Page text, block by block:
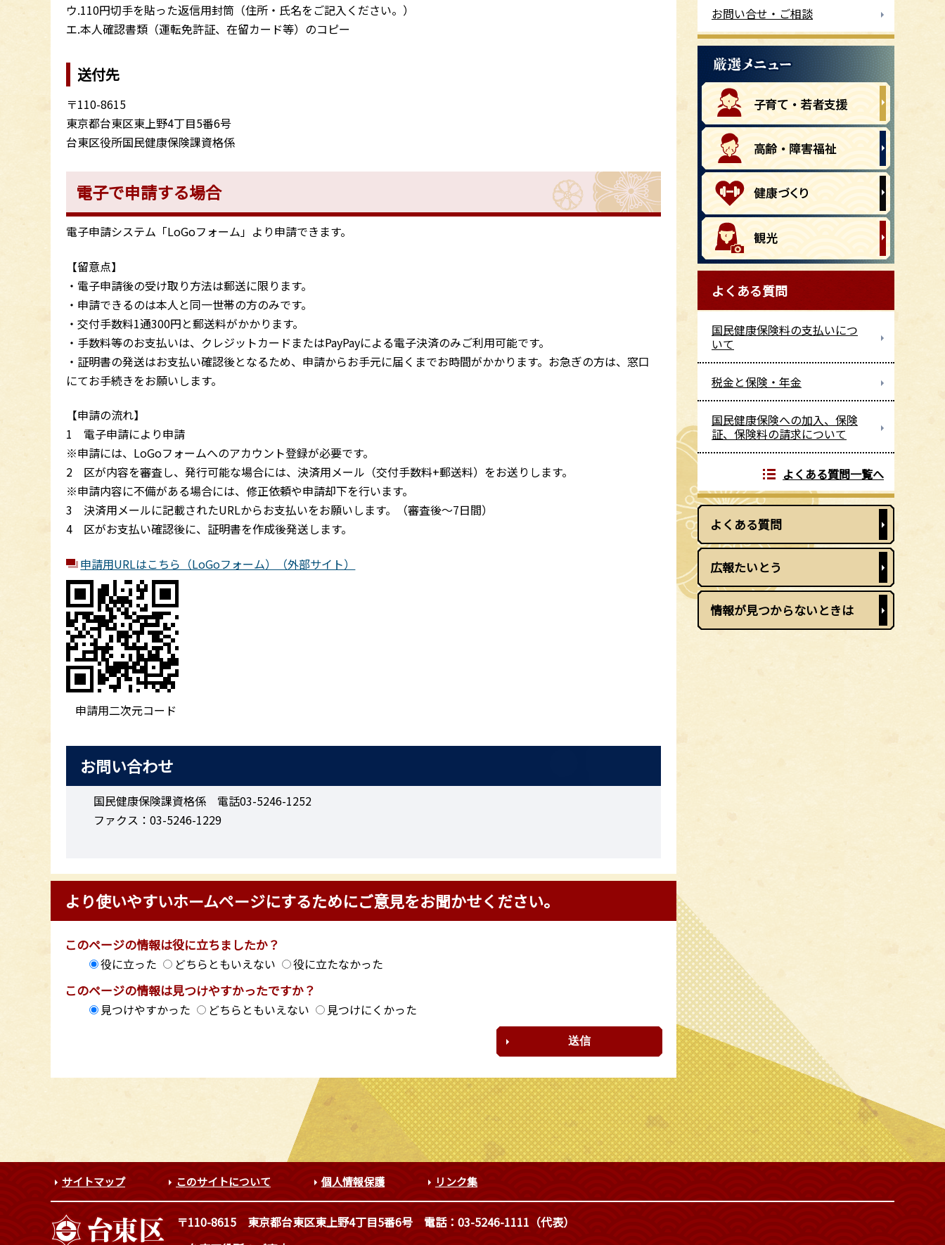
ウ.110円切手を貼った返信用封筒（住所・氏名をご記入ください。）
エ.本人確認書類（運転免許証、在留カード等）のコピー
送付先
〒110-8615
東京都台東区東上野4丁目5番6号
台東区役所国民健康保険課資格係
電子で申請する場合
電子申請システム「LoGoフォーム」より申請できます。
【留意点】
・電子申請後の受け取り方法は郵送に限ります。
・申請できるのは本人と同一世帯の方のみです。
・交付手数料1通300円と郵送料がかかります。
・手数料等のお支払いは、クレジットカードまたはPayPayによる電子決済のみご利用可能です。
・証明書の発送はお支払い確認後となるため、申請からお手元に届くまでお時間がかかります。お急ぎの方は、窓口
にてお手続きをお願いします。
【申請の流れ】
1 電子申請により申請
※申請には、LoGoフォームへのアカウント登録が必要です。
2 区が内容を審査し、発行可能な場合には、決済用メール（交付手数料+郵送料）をお送りします。
※申請内容に不備がある場合には、修正依頼や申請却下を行います。
3 決済用メールに記載されたURLからお支払いをお願いします。（審査後～7日間）
4 区がお支払い確認後に、証明書を作成後発送します。
申請用URLはこちら（LoGoフォーム）（外部サイト）
申請用二次元コード
お問い合わせ
国民健康保険課資格係 電話03-5246-1252
ファクス：03-5246-1229
より使いやすいホームページにするためにご意見をお聞かせください。
このページの情報は役に立ちましたか？
役に立った どちらともいえない 役に立たなかった
このページの情報は見つけやすかったですか？
見つけやすかった どちらともいえない 見つけにくかった
お問い合せ・ご相談
よくある質問
国民健康保険料の支払いにつ
いて
税金と保険・年金
国民健康保険への加入、保険
証、保険料の請求について
よくある質問一覧へ
よくある質問
広報たいとう
情報が見つからないときは
サイトマップ このサイトについて 個人情報保護 リンク集
〒110-8615 東京都台東区東上野4丁目5番6号
電話：03-5246-1111（代表）